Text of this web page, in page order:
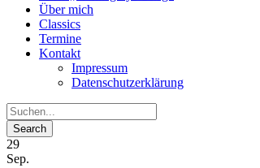
Über mich
Classics
Termine
Kontakt
Impressum
Datenschutzerklärung
29
Sep.